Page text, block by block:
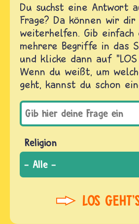
Du suchst eine Antwort
Frage? Da können wir dir
weiterhelfen. Gib
mehrere Begriffe in das
und klicke dann auf "LOS
Wenn du weißt, um
geht, kannst du schon
Religion